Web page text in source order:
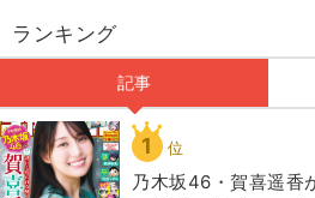
ランキング
記事
1 位
乃木坂46・賀喜遥香